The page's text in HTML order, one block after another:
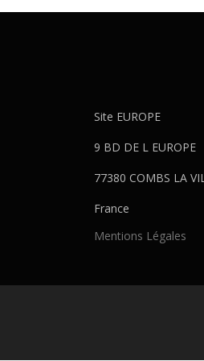
Site EUROPE
9 BD DE L EUROPE
77380 COMBS LA
France
Mentions Légales